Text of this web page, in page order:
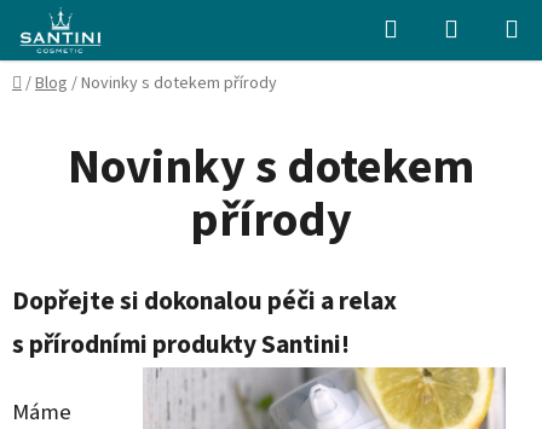
obsah
Hledat
KOŠÍK
Domů
/Blog /Novinky s dotekem přírody
Novinky s dotekem
přírody
Dopřejte si dokonalou péči a relax
s přírodními produkty Santini!
Máme